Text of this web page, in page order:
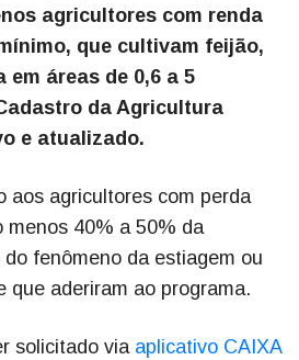
agricultores com renda
que cultivam feijão,
em áreas de 0,6 a 5
da Agricultura
e atualizado.
aos agricultores com perda
menos 40% a 50% da
fenômeno da estiagem ou
que aderiram ao programa.
solicitado via aplicativo CAIXA